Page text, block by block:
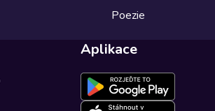
Poezie
Aplikace